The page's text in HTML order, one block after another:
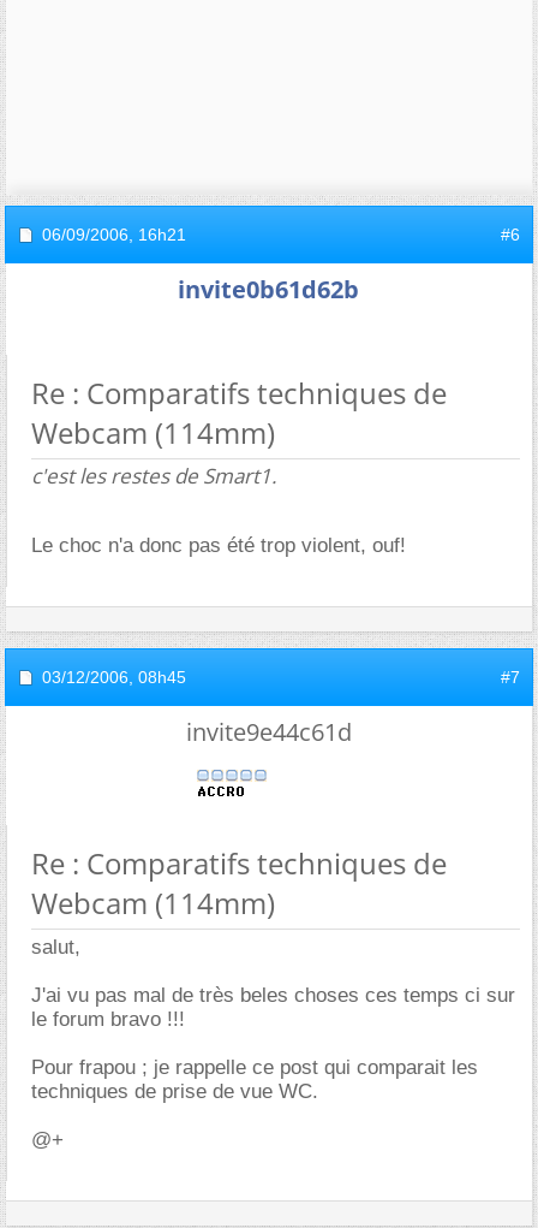
06/09/2006, 16h21 #6
invite0b61d62b
Re : Comparatifs techniques de
Webcam (114mm)
c'est les restes de Smart1.
Le choc n'a donc pas été trop violent, ouf!
03/12/2006, 08h45 #7
invite9e44c61d
Re : Comparatifs techniques de
Webcam (114mm)
salut,
J'ai vu pas mal de très beles choses ces temps ci sur
le forum bravo !!!
Pour frapou ; je rappelle ce post qui comparait les
techniques de prise de vue WC.
@+